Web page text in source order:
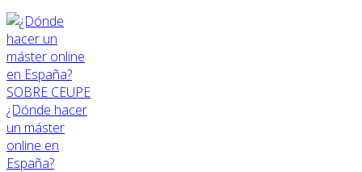
SOBRE CEUPE
¿Dónde hacer
un máster
online en
España?